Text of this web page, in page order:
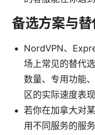
备选方案与
NordVPN、
场上常见的替代
数量、专用功能
区的实际速度表现
若你在加拿大对
用不同服务的服